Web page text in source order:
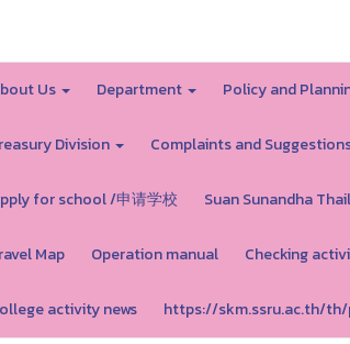
Us Department Policy and
Division Complaints and
for school /申请学校 Suan Sunandha
Map Operation manual Checking
activity news https://skm.ssru.ac.th/